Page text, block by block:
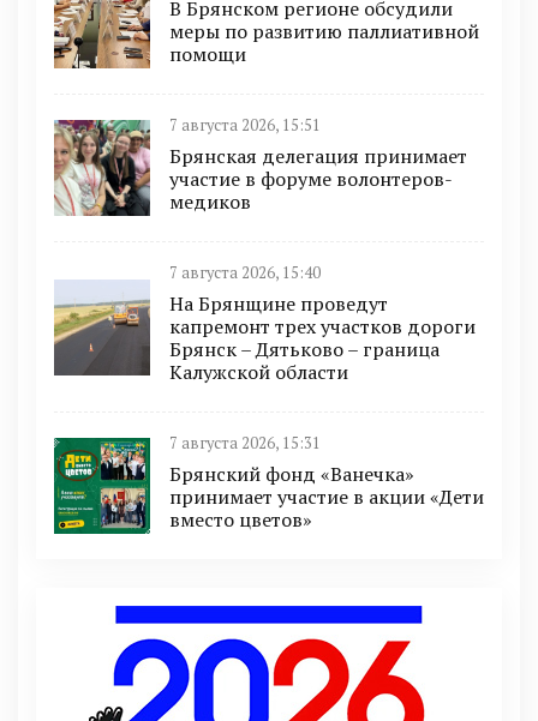
В Брянском регионе обсудили
меры по развитию паллиативной
помощи
7 августа 2026, 15:51
Брянская делегация принимает
участие в форуме волонтеров-
медиков
7 августа 2026, 15:40
На Брянщине проведут
капремонт трех участков дороги
Брянск – Дятьково – граница
Калужской области
7 августа 2026, 15:31
Брянский фонд «Ванечка»
принимает участие в акции «Дети
вместо цветов»